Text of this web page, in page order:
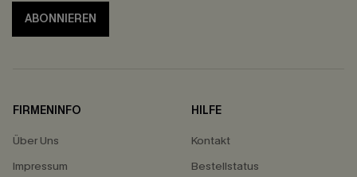
ABONNIEREN
FIRMENINFO
Über Uns
Impressum
HILFE
Kontakt
Bestellstatus